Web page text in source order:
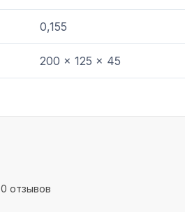
0,155
200 x 125 x 45
0 отзывов